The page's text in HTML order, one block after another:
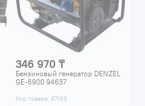
346 970 ₸
Бензиновый генератор DENZEL
GE-6900 94637
Код товара: 87183